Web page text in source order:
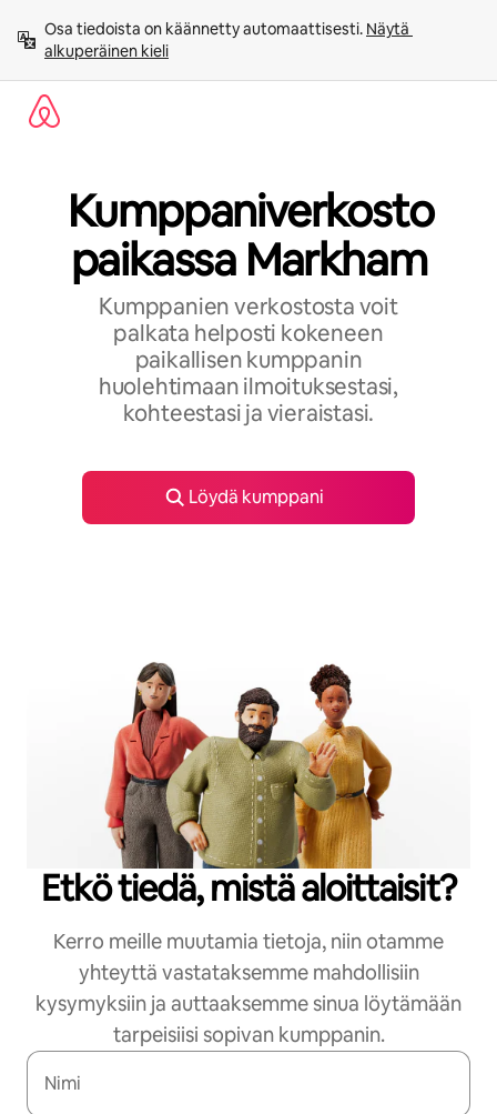
sisältö
väliin
Osa tiedoista on käännetty automaattisesti. Näytä
alkuperäinen kieli
Kumppaniverkosto
paikassa Markham
Kumppanien verkostosta voit
palkata helposti kokeneen
paikallisen kumppanin
huolehtimaan ilmoituksestasi,
kohteestasi ja vieraistasi.
Löydä kumppani
Etkö tiedä, mistä aloittaisit?
Kerro meille muutamia tietoja, niin otamme
yhteyttä vastataksemme mahdollisiin
kysymyksiin ja auttaaksemme sinua löytämään
tarpeisiisi sopivan kumppanin.
Nimi